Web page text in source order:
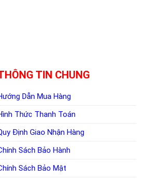
TIN CHUNG
Dẫn Mua Hàng
Thức Thanh Toán
Định Giao Nhận Hàng
Sách Bảo Hành
Sách Bảo Mật